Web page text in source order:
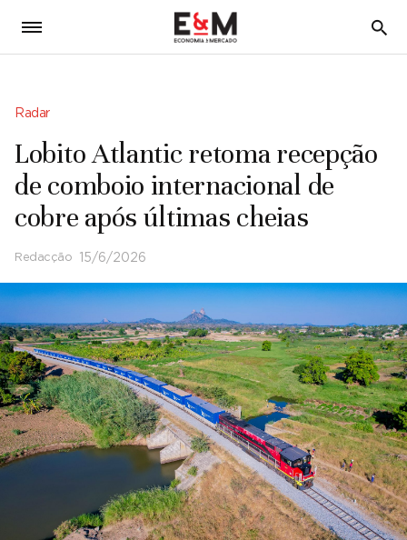
5
Radar
Lobito Atlantic retoma recepção
de comboio internacional de
cobre após últimas cheias
Redacção 15/6/2026